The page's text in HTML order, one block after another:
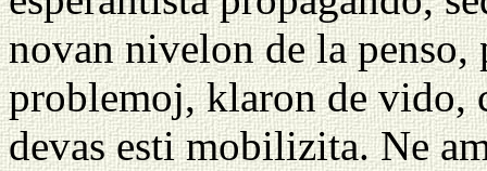
novan nivelon de la
problemoj, klaron de vido,
devas esti mobilizita. Ne